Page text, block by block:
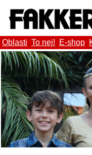
Oblasti To nej! E-shop